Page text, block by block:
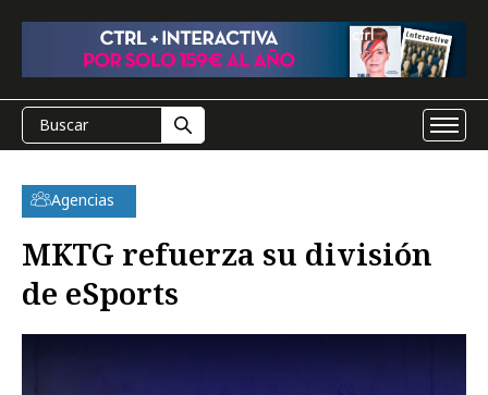
Agencias
MKTG refuerza su división
de eSports